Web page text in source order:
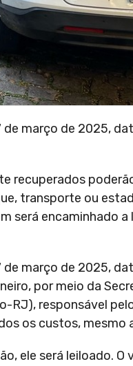
março de 2025,
recuperados
transporte ou
será encaminhado
março de 2025,
por meio da
RJ), responsável
os custos, mesmo
ele será leiloado. O